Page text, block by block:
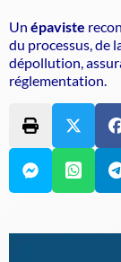
Un épaviste
du processus, de
dépollution,
réglementation.